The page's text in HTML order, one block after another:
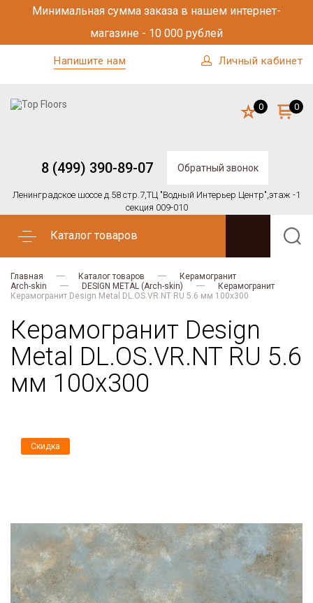
Минимальная сумма заказа в нашем интернет-
магазине - 10 000 рублей
Напишите нам Личный кабинет
8 (499) 390-89-07 Обратный звонок
Ленинградское шоссе д.58 стр.7,ТЦ "Водный Интерьер Центр",этаж -1
секция 009-010
0 0
Каталог товаров
Главная Каталог товаров
Керамогранит
Arch-skin
DESIGN METAL (Arch-skin)
Керамогранит
Керамогранит Design Metal DL.OS.VR.NT RU 5.6 мм 100х300
Керамогранит Design
Metal DL.OS.VR.NT RU 5.6
мм 100х300
Скидка